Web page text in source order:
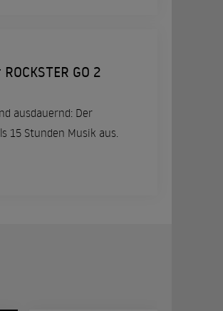
GO 2
ausdauernd: Der
15 Stunden Musik aus.